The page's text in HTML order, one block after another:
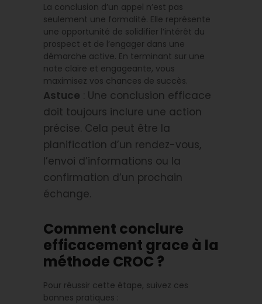
La conclusion d’un appel n’est pas
seulement une formalité. Elle représente
une opportunité de solidifier l’intérêt du
prospect et de l’engager dans une
démarche active. En terminant sur une
note claire et engageante, vous
maximisez vos chances de succès.
Astuce : Une conclusion efficace
doit toujours inclure une action
précise. Cela peut être la
planification d’un rendez-vous,
l’envoi d’informations ou la
confirmation d’un prochain
échange.
Comment conclure
efficacement grace à la
méthode CROC ?
Pour réussir cette étape, suivez ces
bonnes pratiques :